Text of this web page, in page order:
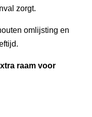
zorgt.
omlijsting en
raam voor